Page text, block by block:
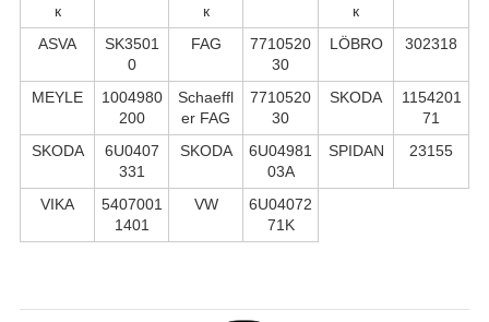
к
к
к
ASVA
SK3501
0
FAG
7710520
30
LÖBRO 302318
MEYLE
1004980
200
Schaeffl
er FAG
7710520
30
SKODA
1154201
71
SKODA
6U0407
331
SKODA
6U04981
03A
SPIDAN 23155
VIKA
5407001
1401
VW
6U04072
71K